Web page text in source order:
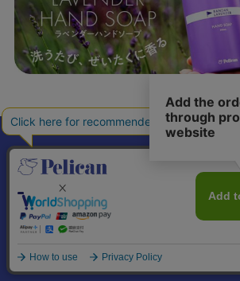
個人情報の取り扱いについて